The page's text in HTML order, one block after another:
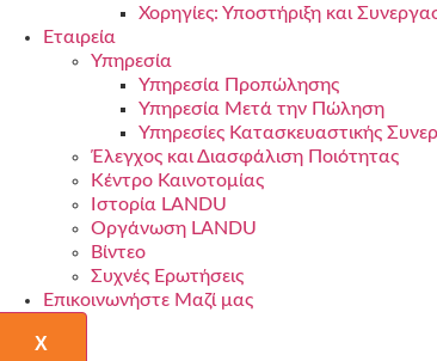
Χορηγίες: Υποστήριξη και
Εταιρεία
Υπηρεσία
Υπηρεσία Προπώλησης
Υπηρεσία Μετά την Πώληση
Υπηρεσίες Κατασκευαστικής
Έλεγχος και Διασφάλιση Ποιότητας
Κέντρο Καινοτομίας
Ιστορία LANDU
Οργάνωση LANDU
Βίντεο
Συχνές Ερωτήσεις
Επικοινωνήστε Μαζί μας
X